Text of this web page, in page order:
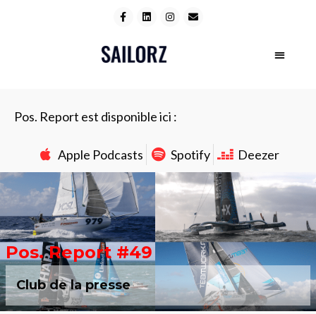
Pos. Report est disponible ici :
Apple Podcasts Spotify Deezer
Pos. Report #49
Club de la presse